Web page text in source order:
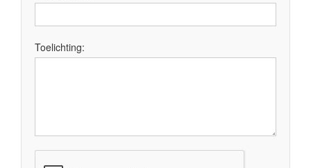
Toelichting: